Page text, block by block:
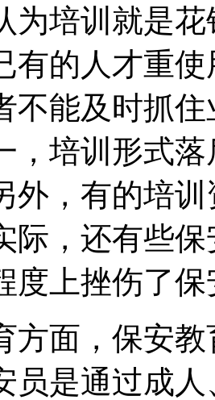
为培训就是
有的人才重
不能及时抓
，培训形式
外，有的培
际，还有些
度上挫伤了
方面，保安
员是通过成